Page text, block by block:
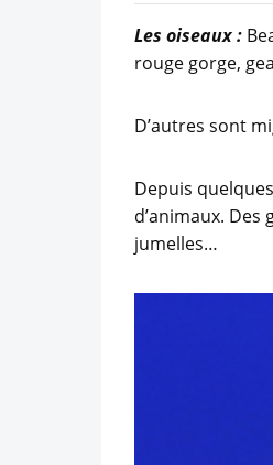
Les oiseaux :
rouge gorge,
D’autres sont
Depuis
d’animaux.
jumelles…